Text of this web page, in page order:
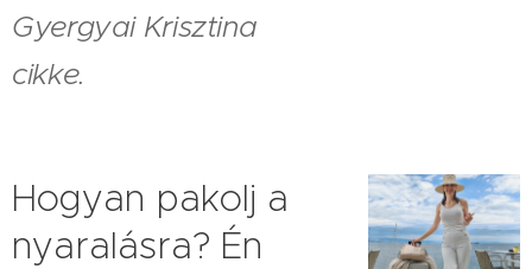
Gyergyai Krisztina
cikke.
Hogyan pakolj a
nyaralásra? Én